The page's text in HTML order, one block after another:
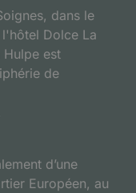
dans le
Dolce La
est
de
d’une
Européen, au